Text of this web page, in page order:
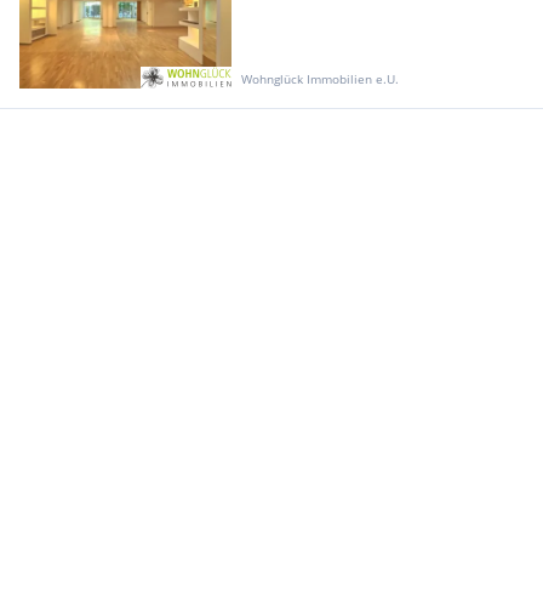
Wohnglück Immobilien e.U.